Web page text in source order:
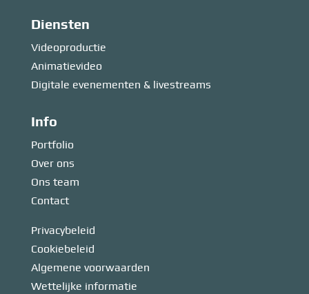
Diensten
Videoproductie
Animatievideo
Digitale evenementen & livestreams
Info
Portfolio
Over ons
Ons team
Contact
Privacybeleid
Cookiebeleid
Algemene voorwaarden
Wettelijke informatie